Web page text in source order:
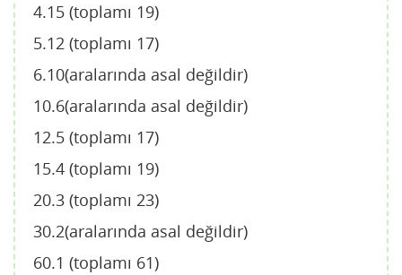
4.15 (toplamı 19)
5.12 (toplamı 17)
6.10(aralarında asal değildir)
10.6(aralarında asal değildir)
12.5 (toplamı 17)
15.4 (toplamı 19)
20.3 (toplamı 23)
30.2(aralarında asal değildir)
60.1 (toplamı 61)